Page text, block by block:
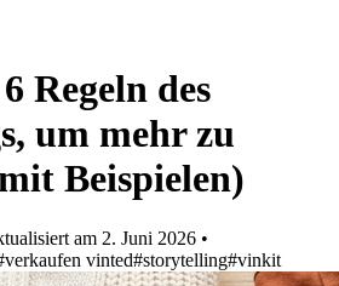
Regeln des
um mehr zu
Beispielen)
am 2. Juni 2026 •
vinted#storytelling#vinkit